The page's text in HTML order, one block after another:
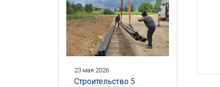
23 мая 2026
Строительство 5